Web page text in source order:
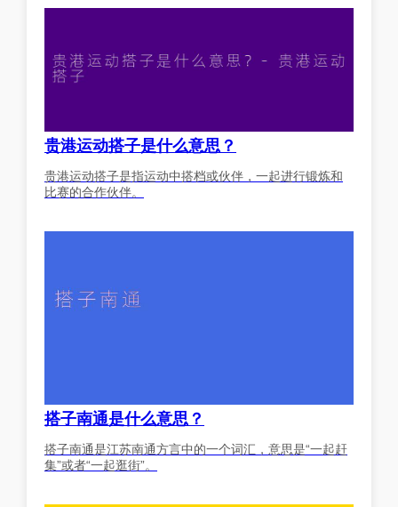
贵港运动搭子是什么意思？
贵港运动搭子是指运动中搭档或伙伴，一起进行锻炼和
比赛的合作伙伴。
搭子南通是什么意思？
搭子南通是江苏南通方言中的一个词汇，意思是“一起赶
集”或者“一起逛街”。